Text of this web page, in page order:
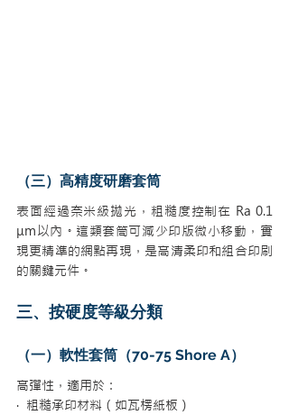
（三）高精度研磨套筒
表面經過奈米級拋光，粗糙度控制在 Ra 0.1
μm以內。這類套筒可減少印版微小移動，實
現更精準的網點再現，是高清柔印和組合印刷
的關鍵元件。
三、按硬度等級分類
（一）軟性套筒（70-75 Shore A）
高彈性，適用於：
·  粗糙承印材料（如瓦楞紙板）